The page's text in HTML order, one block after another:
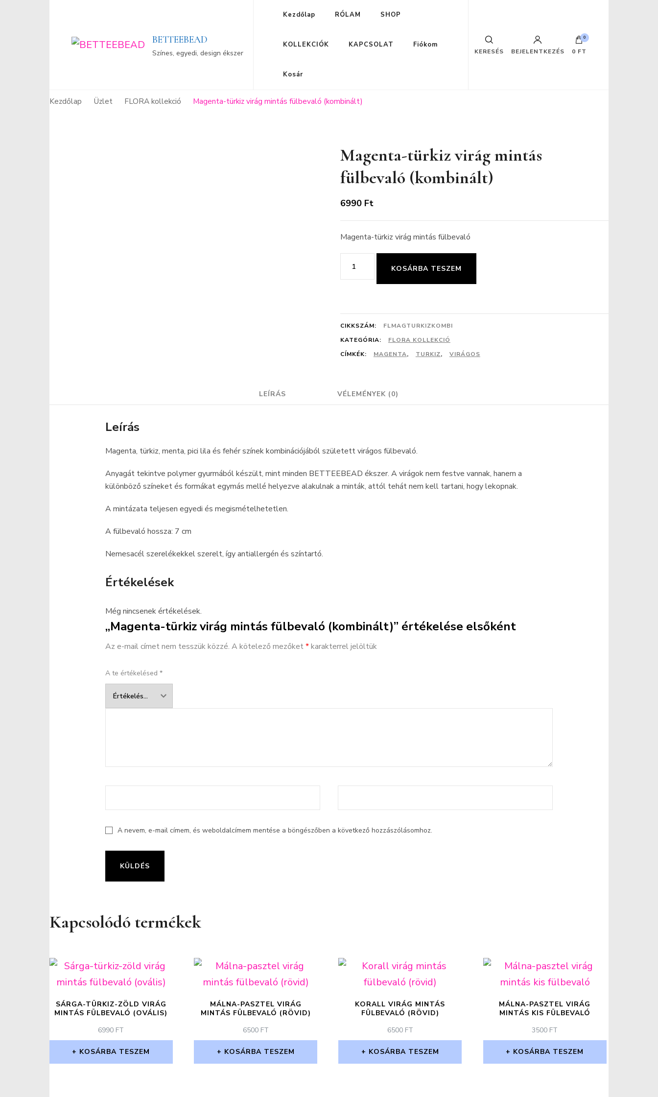
BETTEEBEAD
Színes, egyedi, design ékszer
Kezdőlap RÓLAM SHOP
KOLLEKCIÓK KAPCSOLAT Fiókom
Kosár
KERESÉS BEJELENTKEZÉS
0
0 FT
Kezdőlap Üzlet FLORA kollekció Magenta-türkiz virág mintás fülbevaló (kombinált)
Magenta-türkiz virág mintás
fülbevaló (kombinált)
6990 Ft
Magenta-türkiz virág mintás fülbevaló
Magenta-
türkiz
fülbevaló
(kombinált)
mennyiség
KOSÁRBA TESZEM
CIKKSZÁM:
FLMAGTURKIZKOMBI
KATEGÓRIA:
FLORA KOLLEKCIÓ
CÍMKÉK:
MAGENTA, TURKIZ, VIRÁGOS
LEÍRÁS VÉLEMÉNYEK (0)
Leírás
Magenta, türkiz, menta, pici lila és fehér színek kombinációjából született virágos fülbevaló.
Anyagát tekintve polymer gyurmából készült, mint minden BETTEEBEAD ékszer. A virágok nem festve vannak, hanem a
különböző színeket és formákat egymás mellé helyezve alakulnak a minták, attól tehát nem kell tartani, hogy lekopnak.
A mintázata teljesen egyedi és megismételhetetlen.
A fülbevaló hossza: 7 cm
Nemesacél szerelékekkel szerelt, így antiallergén és színtartó.
Értékelések
Még nincsenek értékelések.
„Magenta-türkiz virág mintás fülbevaló (kombinált)” értékelése elsőként
Az e-mail címet nem tesszük közzé. A kötelező mezőket*karakterrel jelöltük
A te értékelésed*
A nevem, e-mail címem, és weboldalcímem mentése a böngészőben a következő hozzászólásomhoz.
Kapcsolódó termékek
SÁRGA-TÜRKIZ-ZÖLD VIRÁG
MINTÁS FÜLBEVALÓ (OVÁLIS)
6990 FT
KOSÁRBA TESZEM
MÁLNA-PASZTEL VIRÁG
MINTÁS FÜLBEVALÓ (RÖVID)
6500 FT
KOSÁRBA TESZEM
KORALL VIRÁG MINTÁS
FÜLBEVALÓ (RÖVID)
6500 FT
KOSÁRBA TESZEM
MÁLNA-PASZTEL VIRÁG
MINTÁS KIS FÜLBEVALÓ
3500 FT
KOSÁRBA TESZEM